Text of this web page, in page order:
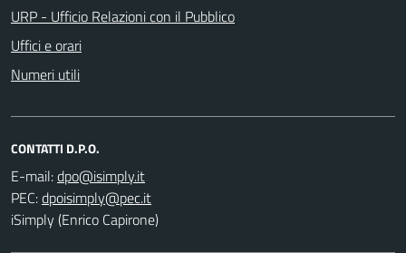
URP - Ufficio Relazioni con il Pubblico
Uffici e orari
Numeri utili
CONTATTI D.P.O.
E-mail:
PEC:
iSimply (Enrico Capirone)